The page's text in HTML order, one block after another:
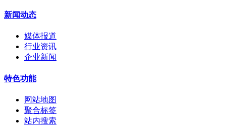
新闻动态
媒体报道
行业资讯
企业新闻
特色功能
网站地图
聚合标签
站内搜索